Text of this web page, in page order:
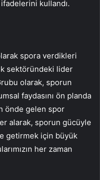
kullandı.
spora verdikleri
sektöründeki lider
olarak, sporun
faydasını ön planda
önde gelen spor
alarak, sporun gücüyle
getirmek için büyük
her zaman